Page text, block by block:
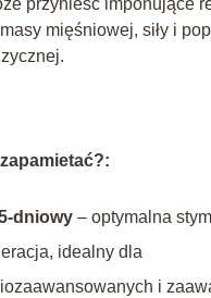
przynieść imponujące
mięśniowej, siły i
dniowy– optymalna
idealny dla
i